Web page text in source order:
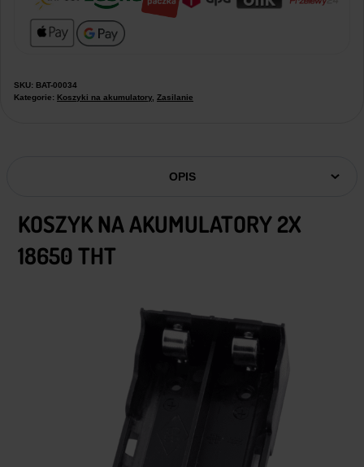
SKU: BAT-00034
Kategorie: Koszyki na akumulatory Zasilanie
OPIS
KOSZYK NA AKUMULATORY 2X
18650 THT